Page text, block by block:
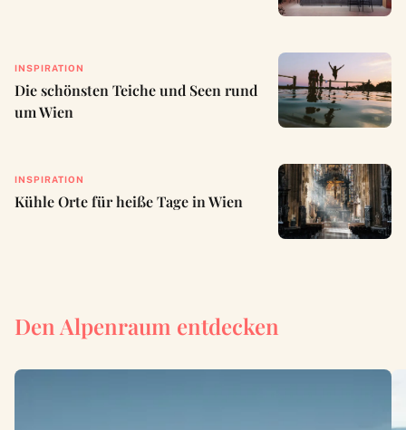
INSPIRATION
Die schönsten Teiche und Seen rund
um Wien
INSPIRATION
Kühle Orte für heiße Tage in Wien
Den Alpenraum entdecken